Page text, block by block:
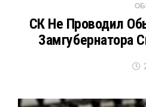
СК Не Проводил
Замгубернатора